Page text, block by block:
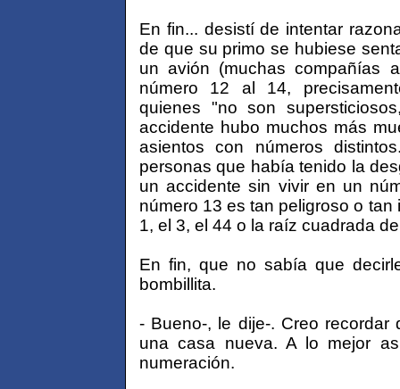
En fin... desistí de intentar
de que su primo se hubiese
un avión (muchas compañías
número 12 al 14,
quienes "no son
accidente hubo muchos más
asientos con números
personas que había tenido la
un accidente sin vivir en un
número 13 es tan peligroso o
1, el 3, el 44 o la raíz cuadrada
En fin, que no sabía que
bombillita.
- Bueno-, le dije-. Creo
una casa nueva. A lo mejor
numeración.